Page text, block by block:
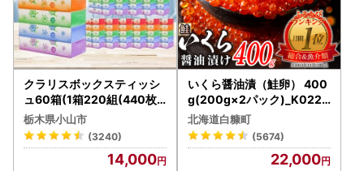
クラリスボックスティッシ
ュ60箱(1箱220組(440枚))
(5個入り×12セット)【配送
不可地域：離島・沖縄県】
【1256759】
栃木県小山市
(3240)
14,000
いくら醤油漬（鮭卵） 400
g(200g×2パック)_K022-
1676
北海道白糠町
(5674)
22,000